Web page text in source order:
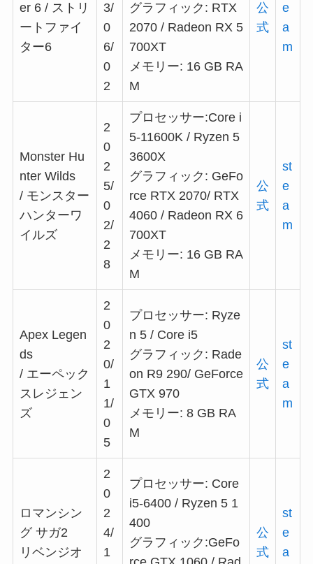
er 6 / ストリ
ートファイ
ター6
3/
0
6/
0
2
グラフィック: RTX
2070 / Radeon RX 5
700XT
メモリー: 16 GB RA
M
公
式
e
a
m
Monster Hu
nter Wilds
/ モンスター
ハンターワ
イルズ
2
0
2
5/
0
2/
2
8
プロセッサー:Core i
5-11600K / Ryzen 5
3600X
グラフィック: GeFo
rce RTX 2070/ RTX
4060 / Radeon RX 6
700XT
メモリー: 16 GB RA
M
公
式
st
e
a
m
Apex Legen
ds
/ エーペック
スレジェン
ズ
2
0
2
0/
1
1/
0
5
プロセッサー: Ryze
n 5 / Core i5
グラフィック: Rade
on R9 290/ GeForce
GTX 970
メモリー: 8 GB RA
M
公
式
st
e
a
m
ロマンシン
グ サガ2
リベンジオ
2
0
2
4/
1
プロセッサー: Core
i5-6400 / Ryzen 5 1
400
グラフィック:GeFo
公
式
st
e
a